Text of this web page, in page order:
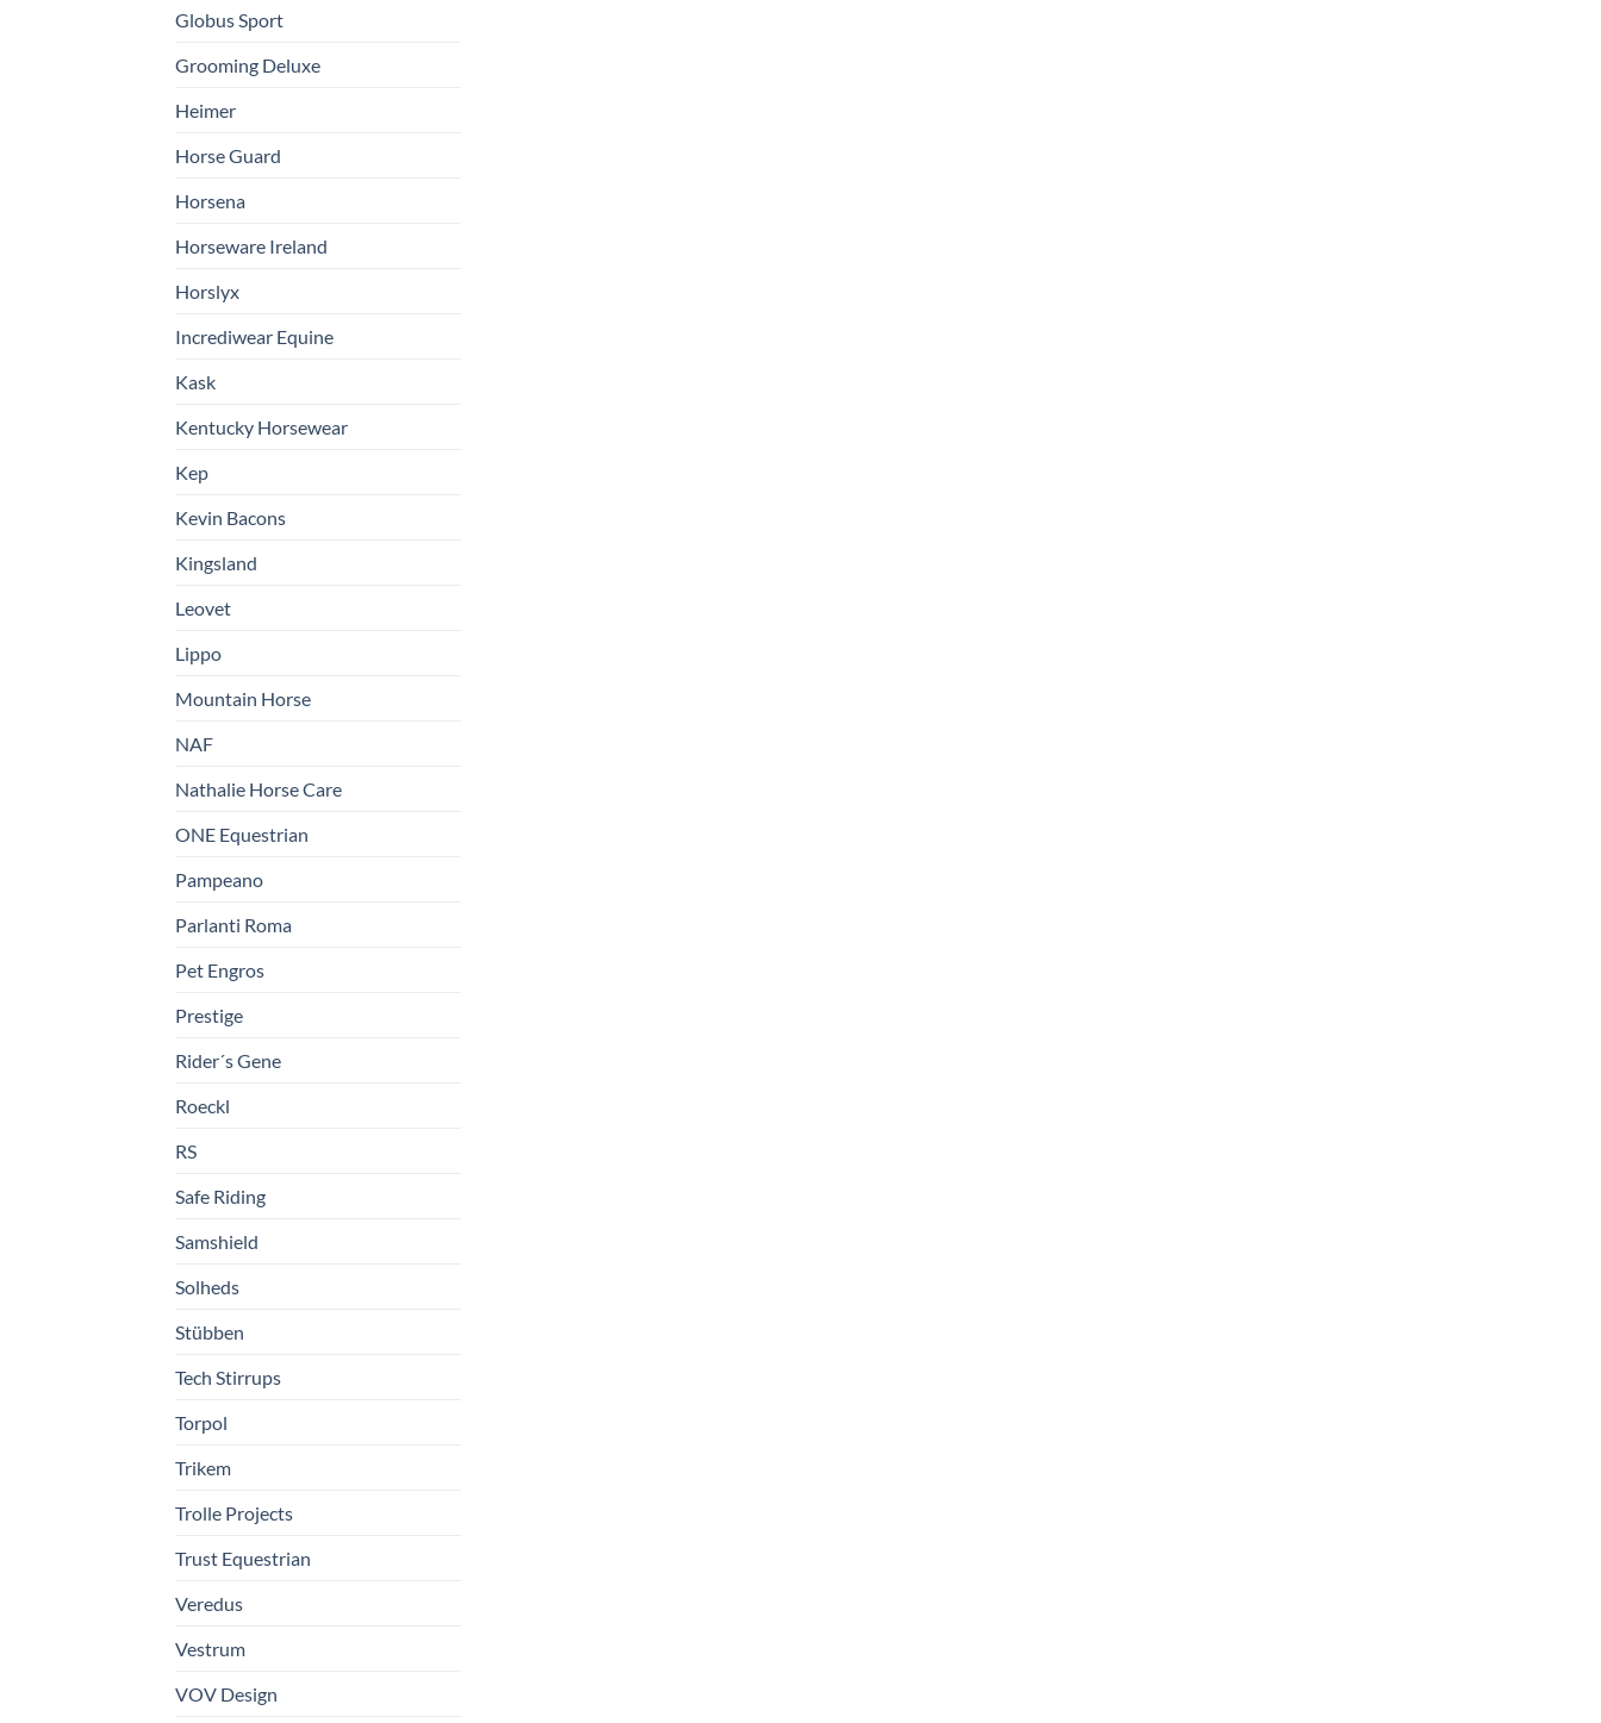
Globus Sport
Grooming Deluxe
Heimer
Horse Guard
Horsena
Horseware Ireland
Horslyx
Incrediwear Equine
Kask
Kentucky Horsewear
Kep
Kevin Bacons
Kingsland
Leovet
Lippo
Mountain Horse
NAF
Nathalie Horse Care
ONE Equestrian
Pampeano
Parlanti Roma
Pet Engros
Prestige
Rider´s Gene
Roeckl
RS
Safe Riding
Samshield
Solheds
Stübben
Tech Stirrups
Torpol
Trikem
Trolle Projects
Trust Equestrian
Veredus
Vestrum
VOV Design